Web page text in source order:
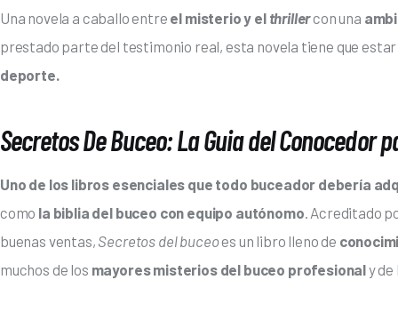
Una novela a caballo entre el misterio y el thriller con una
prestado parte del testimonio real, esta novela tiene que
deporte.
Secretos De Buceo: La Guia del Conocedor
Uno de los libros esenciales que todo buceador debería
como la biblia del buceo con equipo autónomo . Acreditado
buenas ventas, Secretos del buceo es un libro lleno de
muchos de los mayores misterios del buceo profesional y